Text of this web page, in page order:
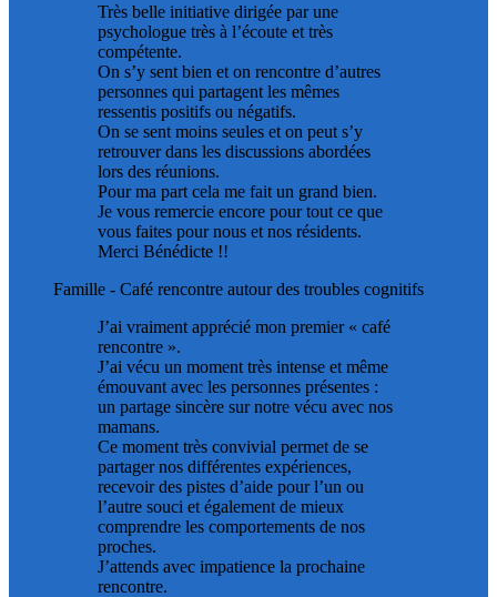
Très belle initiative dirigée par une
psychologue très à l’écoute et très
compétente.
On s’y sent bien et on rencontre d’autres
personnes qui partagent les mêmes
ressentis positifs ou négatifs.
On se sent moins seules et on peut s’y
retrouver dans les discussions abordées
lors des réunions.
Pour ma part cela me fait un grand bien.
Je vous remercie encore pour tout ce que
vous faites pour nous et nos résidents.
Merci Bénédicte !!
Famille - Café rencontre autour des troubles cognitifs
J’ai vraiment apprécié mon premier « café
rencontre ».
J’ai vécu un moment très intense et même
émouvant avec les personnes présentes :
un partage sincère sur notre vécu avec nos
mamans.
Ce moment très convivial permet de se
partager nos différentes expériences,
recevoir des pistes d’aide pour l’un ou
l’autre souci et également de mieux
comprendre les comportements de nos
proches.
J’attends avec impatience la prochaine
rencontre.